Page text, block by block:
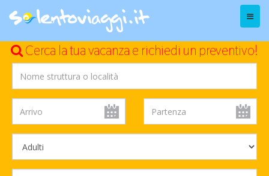
Menu
Cerca la tua vacanza e richiedi un preventivo!